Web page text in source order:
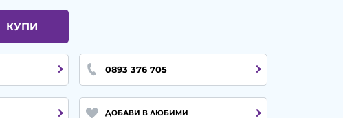
КУПИ
0893 376 705
ДОБАВИ В ЛЮБИМИ